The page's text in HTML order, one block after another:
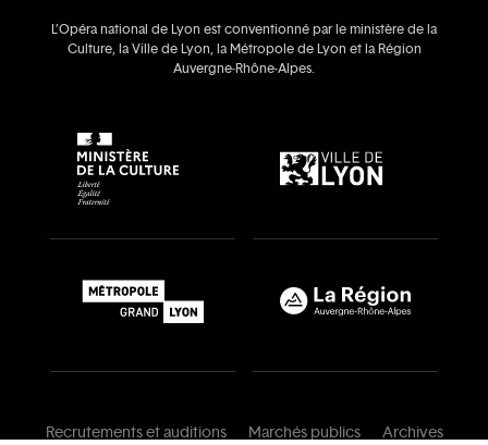
L’Opéra national de Lyon est conventionné par le ministère de la
Culture, la Ville de Lyon, la Métropole de Lyon et la Région
Auvergne‑Rhône‑Alpes.
Recrutements et auditions Marchés publics Archives